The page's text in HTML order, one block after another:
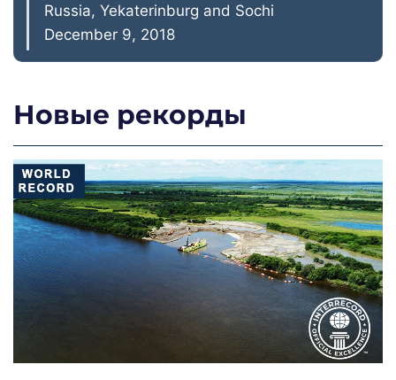
Russia, Yekaterinburg and Sochi
December 9, 2018
Новые рекорды